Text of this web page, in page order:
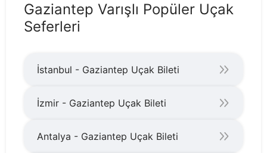
Gaziantep Varışlı Popüler Uçak
Seferleri
İstanbul - Gaziantep Uçak Bileti
İzmir - Gaziantep Uçak Bileti
Antalya - Gaziantep Uçak Bileti